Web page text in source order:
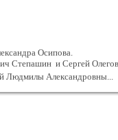
Осипова.
Степашин и Сергей
Людмилы Александровны...